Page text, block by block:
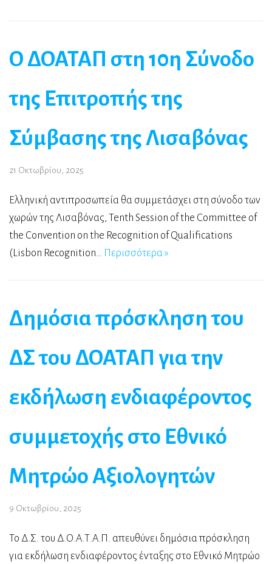
Ο ΔΟΑΤΑΠ στη 10η Σύνοδο
της Επιτροπής της
Σύμβασης της Λισαβόνας
21 Οκτωβρίου, 2025
Ελληνική αντιπροσωπεία θα συμμετάσχει στη σύνοδο των
χωρών της Λισαβόνας, Tenth Session of the Committee of
the Convention on the Recognition of Qualifications
(Lisbon Recognition… Περισσότερα »
Δημόσια πρόσκληση του
ΔΣ του ΔΟΑΤΑΠ για την
εκδήλωση ενδιαφέροντος
συμμετοχής στο Εθνικό
Μητρώο Αξιολογητών
9 Οκτωβρίου, 2025
Το Δ.Σ. του Δ.Ο.Α.Τ.Α.Π. απευθύνει δημόσια πρόσκληση
για εκδήλωση ενδιαφέροντος ένταξης στο Εθνικό Μητρώο